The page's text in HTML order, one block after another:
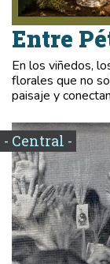
Entre
En los viñedos,
florales que no
paisaje y
- Central -